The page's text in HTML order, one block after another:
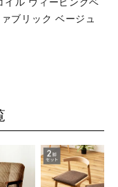
イル ウィービングベ
ブリック ベージュ